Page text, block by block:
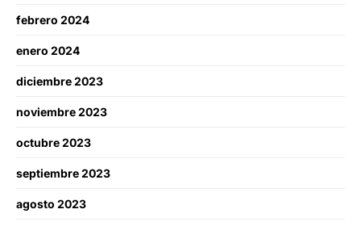
febrero 2024
enero 2024
diciembre 2023
noviembre 2023
octubre 2023
septiembre 2023
agosto 2023